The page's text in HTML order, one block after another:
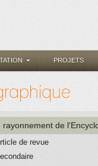
PROJETS
rayonnement de
de revue